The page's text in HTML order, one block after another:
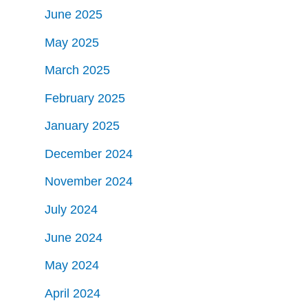
June 2025
May 2025
March 2025
February 2025
January 2025
December 2024
November 2024
July 2024
June 2024
May 2024
April 2024